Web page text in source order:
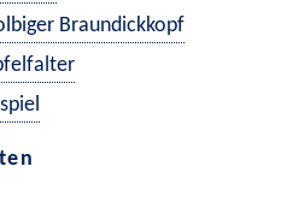
Braundickkopf